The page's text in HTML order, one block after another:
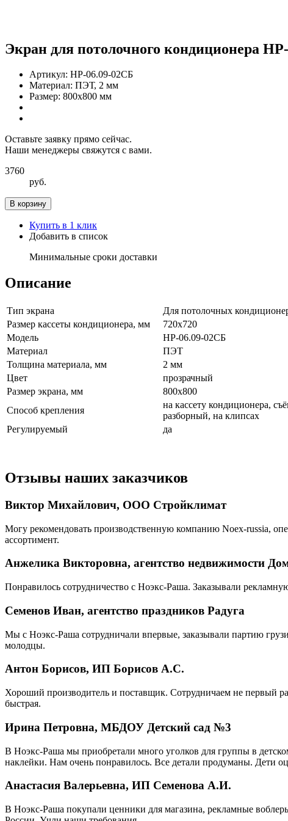
Экран для потолочного кондиционера
Артикул: НР-06.09-02СБ
Материал: ПЭТ, 2 мм
Размер: 800х800 мм
Оставьте заявку прямо сейчас.
Наши менеджеры свяжутся с вами.
3760
руб.
В корзину
Купить в 1 клик
Добавить в список
Минимальные сроки доставки
Описание
Тип экрана
Для потолочных
Размер кассеты кондиционера, мм
720х720
Модель
НР-06.09-02СБ
Материал
ПЭТ
Толщина материала, мм
2 мм
Цвет
прозрачный
Размер экрана, мм
800х800
Способ крепления
на кассету кондиционера,
разборный, на клипсах
Регулируемый
да
Отзывы наших заказчиков
Виктор Михайлович, ООО Стройклимат
Могу рекомендовать производственную компанию Noex-russia,
ассортимент.
Анжелика Викторовна, агентство недвижимости
Понравилось сотрудничество с Ноэкс-Раша. Заказывали
Семенов Иван, агентство праздников Радуга
Мы с Ноэкс-Раша сотрудничали впервые, заказывали партию
молодцы.
Антон Борисов, ИП Борисов А.С.
Хороший производитель и поставщик. Сотрудничаем не первый
быстрая.
Ирина Петровна, МБДОУ Детский сад №3
В Ноэкс-Раша мы приобретали много уголков для группы в
наклейки. Нам очень понравилось. Все детали продуманы. Дети
Анастасия Валерьевна, ИП Семенова А.И.
В Ноэкс-Раша покупали ценники для магазина, рекламные